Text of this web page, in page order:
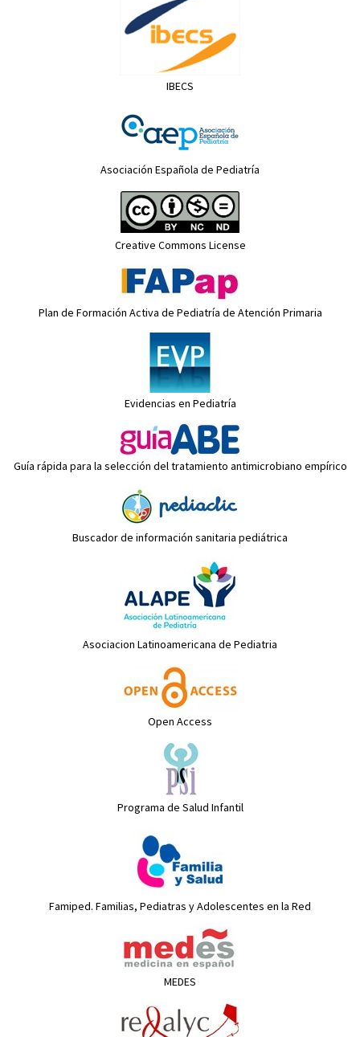
IBECS
Asociación Española de Pediatría
Creative Commons License
Plan de Formación Activa de Pediatría de Atención Primaria
Evidencias en Pediatría
Guía rápida para la selección del tratamiento antimicrobiano empírico
Buscador de información sanitaria pediátrica
Asociacion Latinoamericana de Pediatria
Open Access
Programa de Salud Infantil
Famiped. Familias, Pediatras y Adolescentes en la Red
MEDES